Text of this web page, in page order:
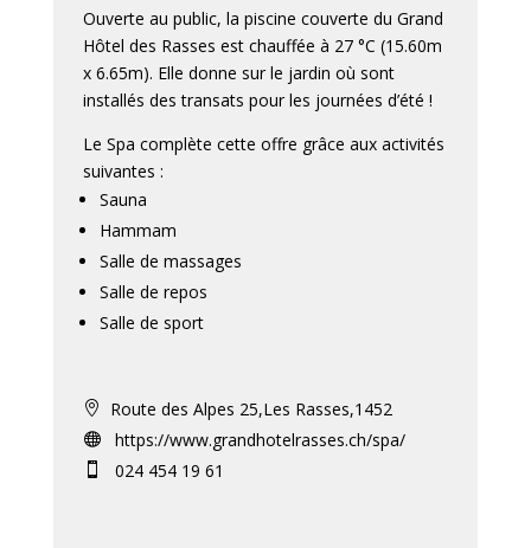
Ouverte au public, la piscine couverte du Grand
Hôtel des Rasses est chauffée à 27 °C (15.60m
x 6.65m). Elle donne sur le jardin où sont
installés des transats pour les journées d’été !
Le Spa complète cette offre grâce aux activités
suivantes :
Sauna
Hammam
Salle de massages
Salle de repos
Salle de sport
 Route des Alpes 25,Les Rasses,1452
 https://www.grandhotelrasses.ch/spa/
 024 454 19 61